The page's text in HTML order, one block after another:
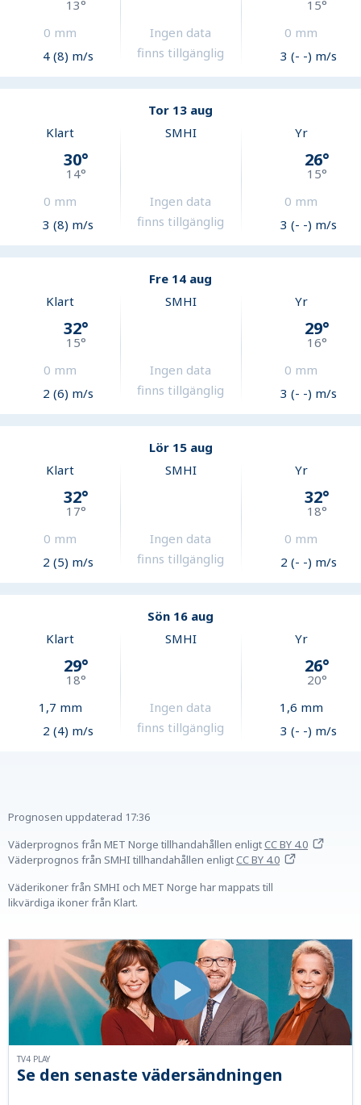
13°
0 mm
4 (8) m/s
Ingen data
finns tillgänglig
15°
0 mm
3 (- -) m/s
Tor 13 aug
Klart
30°
14°
0 mm
3 (8) m/s
SMHI
Ingen data
finns tillgänglig
Yr
26°
15°
0 mm
3 (- -) m/s
Fre 14 aug
Klart
32°
15°
0 mm
2 (6) m/s
SMHI
Ingen data
finns tillgänglig
Yr
29°
16°
0 mm
3 (- -) m/s
Lör 15 aug
Klart
32°
17°
0 mm
2 (5) m/s
SMHI
Ingen data
finns tillgänglig
Yr
32°
18°
0 mm
2 (- -) m/s
Sön 16 aug
Klart
29°
18°
1,7 mm
2 (4) m/s
SMHI
Ingen data
finns tillgänglig
Yr
26°
20°
1,6 mm
3 (- -) m/s
Prognosen uppdaterad 17:36
Väderprognos från MET Norge tillhandahållen enligtCC BY 4.0
Väderprognos från SMHI tillhandahållen enligtCC BY 4.0
Väderikoner från SMHI och MET Norge har mappats till
likvärdiga ikoner från Klart.
Se den senaste vädersändningen
TV4 PLAY